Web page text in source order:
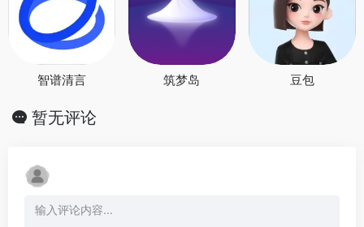
智谱清言 筑梦岛 豆包
暂无评论